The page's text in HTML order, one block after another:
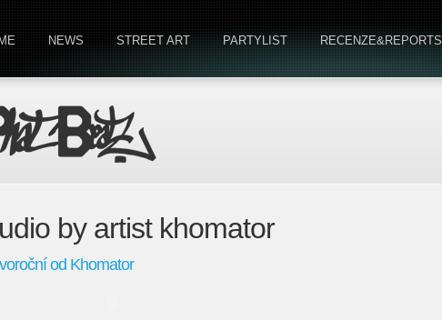
NEWS STREET ART PARTYLIST RECENZE&REPORTS
by artist khomator
od Khomator